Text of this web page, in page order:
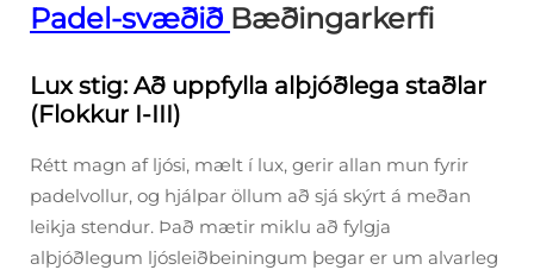
Padel-svæðið Bæðingarkerfi
Lux stig: Að uppfylla alþjóðlega staðlar
(Flokkur I-III)
Rétt magn af ljósi, mælt í lux, gerir allan mun fyrir
padelvollur, og hjálpar öllum að sjá skýrt á meðan
leikja stendur. Það mætir miklu að fylgja
alþjóðlegum ljósleiðbeiningum þegar er um alvarleg